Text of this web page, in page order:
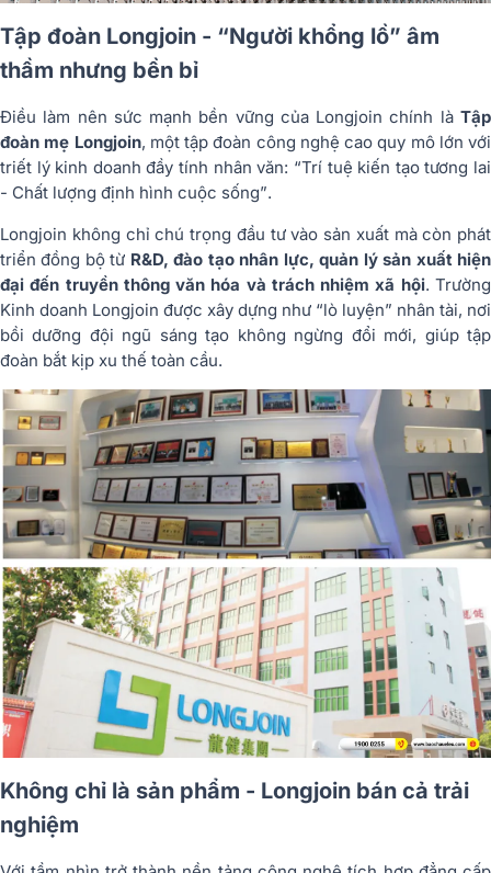
Tập đoàn Longjoin - “Người khổng lồ” âm
thầm nhưng bền bỉ
Điều làm nên sức mạnh bền vững của Longjoin chính là Tập
đoàn mẹ Longjoin, một tập đoàn công nghệ cao quy mô lớn với
triết lý kinh doanh đầy tính nhân văn: “Trí tuệ kiến tạo tương lai
- Chất lượng định hình cuộc sống”.
Longjoin không chỉ chú trọng đầu tư vào sản xuất mà còn phát
triển đồng bộ từ R&D, đào tạo nhân lực, quản lý sản xuất hiện
đại đến truyền thông văn hóa và trách nhiệm xã hội. Trường
Kinh doanh Longjoin được xây dựng như “lò luyện” nhân tài, nơi
bồi dưỡng đội ngũ sáng tạo không ngừng đổi mới, giúp tập
đoàn bắt kịp xu thế toàn cầu.
Không chỉ là sản phẩm - Longjoin bán cả trải
nghiệm